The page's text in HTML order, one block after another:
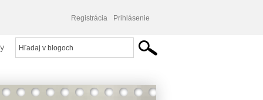
Registrácia Prihlásenie